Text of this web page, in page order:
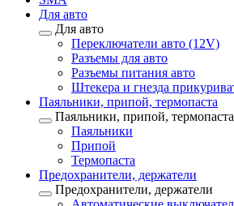
Для авто
Для авто
Переключатели авто (12V)
Разъемы для авто
Разъемы питания авто
Штекера и гнезда
Паяльники, припой, термопаста
Паяльники, припой, термопаста
Паяльники
Припой
Термопаста
Предохранители, держатели
Предохранители, держатели